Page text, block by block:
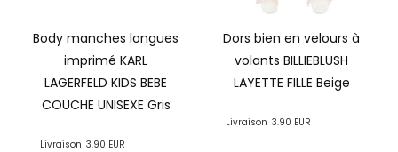
Body manches longues
imprimé KARL
LAGERFELD KIDS BEBE
COUCHE UNISEXE Gris
Livraison 3.90 EUR
Dors bien en velours à
volants BILLIEBLUSH
LAYETTE FILLE Beige
Livraison 3.90 EUR